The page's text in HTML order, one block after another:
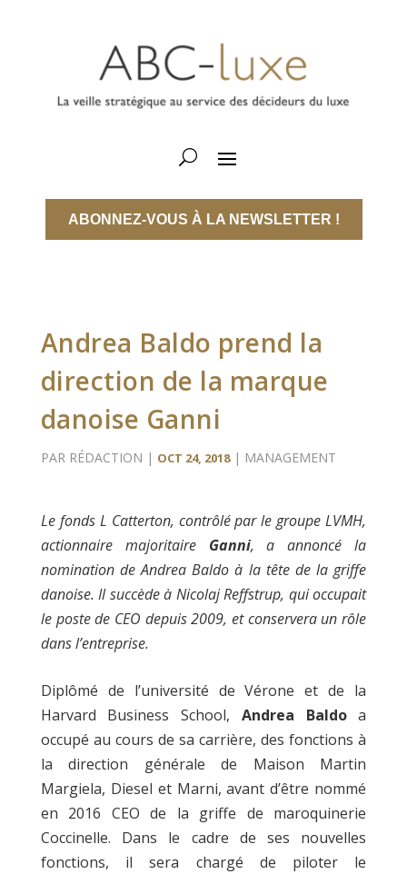
ABONNEZ-VOUS À LA NEWSLETTER !
Andrea Baldo prend la
direction de la marque
danoise Ganni
PAR RÉDACTION | OCT 24, 2018| MANAGEMENT
Le fonds L Catterton, contrôlé par le groupe LVMH,
actionnaire majoritaire Ganni, a annoncé la
nomination de Andrea Baldo à la tête de la griffe
danoise. Il succède à Nicolaj Reffstrup, qui occupait
le poste de CEO depuis 2009, et conservera un rôle
dans l’entreprise.
Diplômé de l’université de Vérone et de la
Harvard Business School, Andrea Baldoa
occupé au cours de sa carrière, des fonctions à
la direction générale de Maison Martin
Margiela, Diesel et Marni, avant d’être nommé
en 2016 CEO de la griffe de maroquinerie
Coccinelle. Dans le cadre de ses nouvelles
fonctions, il sera chargé de piloter le